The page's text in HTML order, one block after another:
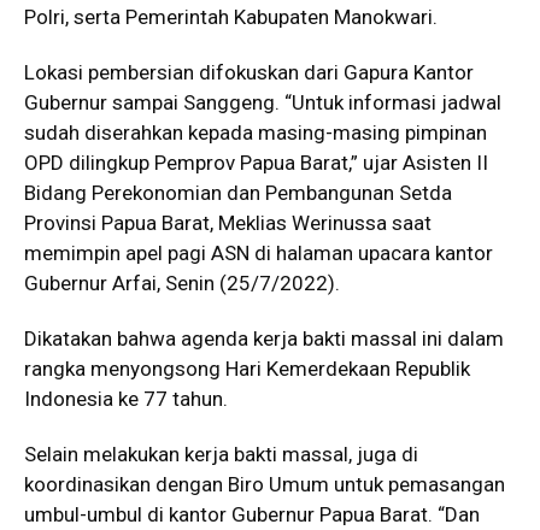
Polri, serta Pemerintah Kabupaten Manokwari.
Lokasi pembersian difokuskan dari Gapura Kantor
Gubernur sampai Sanggeng. “Untuk informasi jadwal
sudah diserahkan kepada masing-masing pimpinan
OPD dilingkup Pemprov Papua Barat,” ujar Asisten II
Bidang Perekonomian dan Pembangunan Setda
Provinsi Papua Barat, Meklias Werinussa saat
memimpin apel pagi ASN di halaman upacara kantor
Gubernur Arfai, Senin (25/7/2022).
Dikatakan bahwa agenda kerja bakti massal ini dalam
rangka menyongsong Hari Kemerdekaan Republik
Indonesia ke 77 tahun.
Selain melakukan kerja bakti massal, juga di
koordinasikan dengan Biro Umum untuk pemasangan
umbul-umbul di kantor Gubernur Papua Barat. “Dan